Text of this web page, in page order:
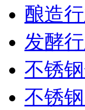
酿造
发酵
不锈
不锈